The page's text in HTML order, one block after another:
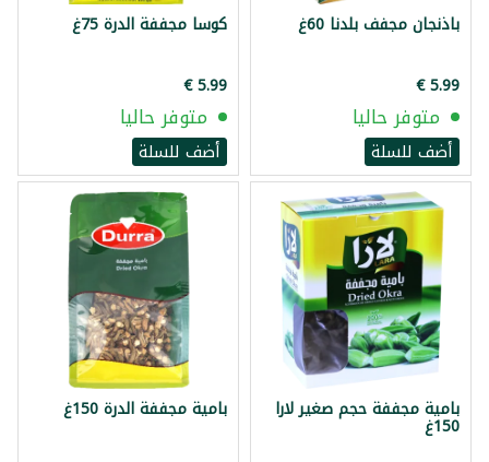
باذنجان مجفف بلدنا 60غ
متوفر حاليا
أضف للسلة
كوسا مجففة الدرة 75غ
متوفر حاليا
أضف للسلة
بامية مجففة حجم صغير لارا
150غ
بامية مجففة الدرة 150غ